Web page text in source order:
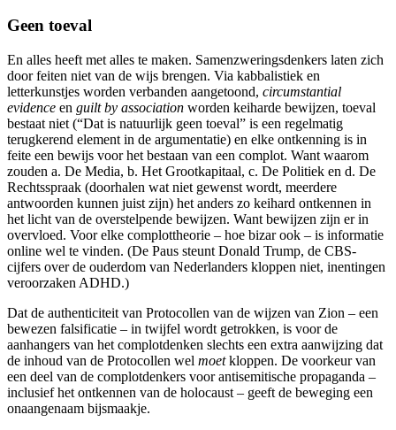
Geen toeval
En alles heeft met alles te maken. Samenzweringsdenkers laten zich
door feiten niet van de wijs brengen. Via kabbalistiek en
letterkunstjes worden verbanden aangetoond, circumstantial
evidence en guilt by association worden keiharde bewijzen, toeval
bestaat niet (“Dat is natuurlijk geen toeval” is een regelmatig
terugkerend element in de argumentatie) en elke ontkenning is in
feite een bewijs voor het bestaan van een complot. Want waarom
zouden a. De Media, b. Het Grootkapitaal, c. De Politiek en d. De
Rechtsspraak (doorhalen wat niet gewenst wordt, meerdere
antwoorden kunnen juist zijn) het anders zo keihard ontkennen in
het licht van de overstelpende bewijzen. Want bewijzen zijn er in
overvloed. Voor elke complottheorie – hoe bizar ook – is informatie
online wel te vinden. (De Paus steunt Donald Trump, de CBS-
cijfers over de ouderdom van Nederlanders kloppen niet, inentingen
veroorzaken ADHD.)
Dat de authenticiteit van Protocollen van de wijzen van Zion – een
bewezen falsificatie – in twijfel wordt getrokken, is voor de
aanhangers van het complotdenken slechts een extra aanwijzing dat
de inhoud van de Protocollen wel moetkloppen. De voorkeur van
een deel van de complotdenkers voor antisemitische propaganda –
inclusief het ontkennen van de holocaust – geeft de beweging een
onaangenaam bijsmaakje.